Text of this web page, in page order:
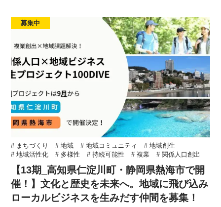
募集中
# まちづくり # 地域 # 地域コミュニティ
# 地域創生
# 地域活性化
# 多様性 # 持続可能性 # 複業 # 関係人口創出
【13期_高知県仁淀川町・静岡県熱海市で開
催！】文化と歴史を未来へ。地域に飛び込み
ローカルビジネスを生みだす仲間を募集！